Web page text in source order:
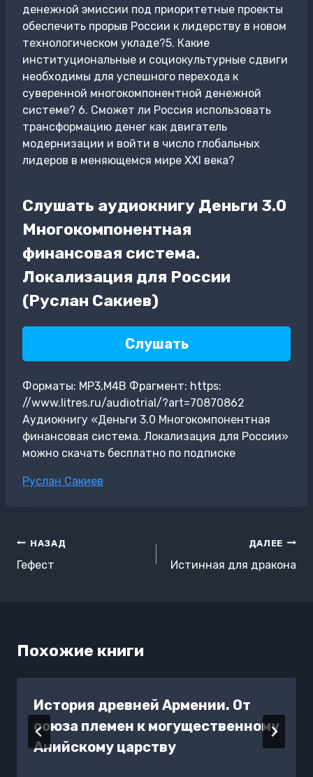
денежной эмиссии под приоритетные проекты
обеспечить прорыв России к лидерству в новом
технологическом укладе?5. Какие
институциональные и социокультурные сдвиги
необходимы для успешного перехода к
суверенной многокомпонентной денежной
системе? 6. Сможет ли Россия использовать
трансформацию денег как двигатель
модернизации и войти в число глобальных
лидеров в меняющемся мире XXI века?
Слушать аудиокнигу Деньги 3.0
Многокомпонентная
финансовая система.
Локализация для России
(Руслан Сакиев)
Слушать
Форматы: MP3,M4B Фрагмент: https:
//www.litres.ru/audiotrial/?art=70870862
Аудиокнигу «Деньги 3.0 Многокомпонентная
финансовая система. Локализация для России»
можно скачать бесплатно по подписке
Метки
Руслан Сакиев
Навигация
по
НАЗАД
Гефест
ДАЛЕЕ
Истинная для дракона
Похожие книги
История древней Армении. От
союза племен к могущественному
Анийскому царству